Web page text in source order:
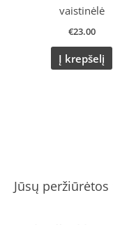
Jūsų peržiūrėtos
vaistinėlė
€23.00
Į krepšelį